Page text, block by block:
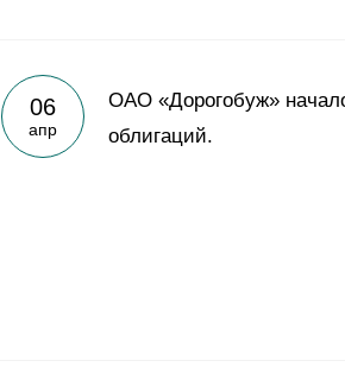
06
апр
ОАО «Дорогобуж»
облигаций.